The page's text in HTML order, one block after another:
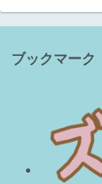
ブックマーク